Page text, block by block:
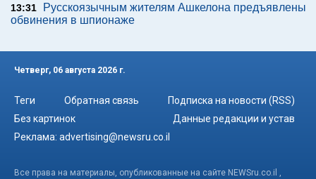
13:31
Русскоязычным жителям Ашкелона предъявлены
обвинения в шпионаже
Четверг, 06 августа 2026 г.
Теги Обратная связь
Подписка на новости (RSS)
Без картинок
Данные редакции и устав
Реклама: advertising@newsru.co.il
Все права на материалы, опубликованные на сайте NEWSru.co.il ,